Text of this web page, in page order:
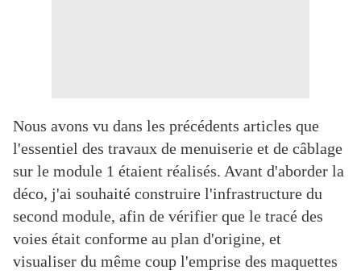
Nous avons vu dans les précédents articles que
l'essentiel des travaux de menuiserie et de câblage
sur le module 1 étaient réalisés. Avant d'aborder la
déco, j'ai souhaité construire l'infrastructure du
second module, afin de vérifier que le tracé des
voies était conforme au plan d'origine, et
visualiser du même coup l'emprise des maquettes